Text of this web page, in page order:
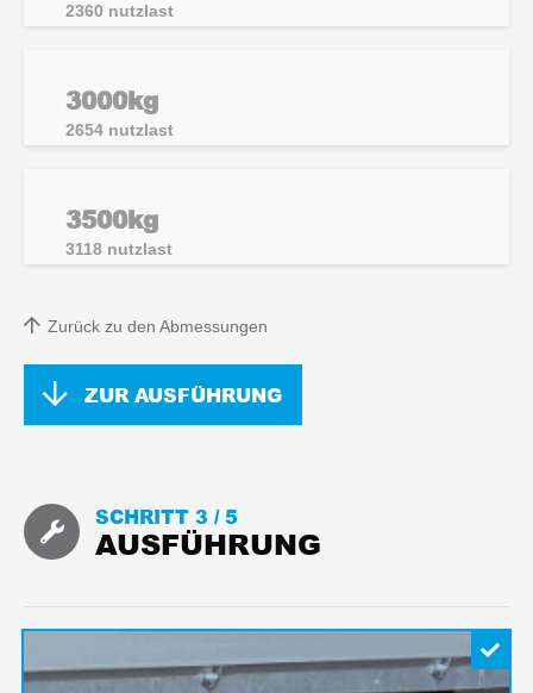
2360 nutzlast
3000kg
2654 nutzlast
3500kg
3118 nutzlast
Zurück zu den Abmessungen
ZUR AUSFÜHRUNG
AUSFÜHRUNG
SCHRITT 3 / 5